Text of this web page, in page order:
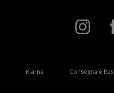
Klarna Consegna e Resi